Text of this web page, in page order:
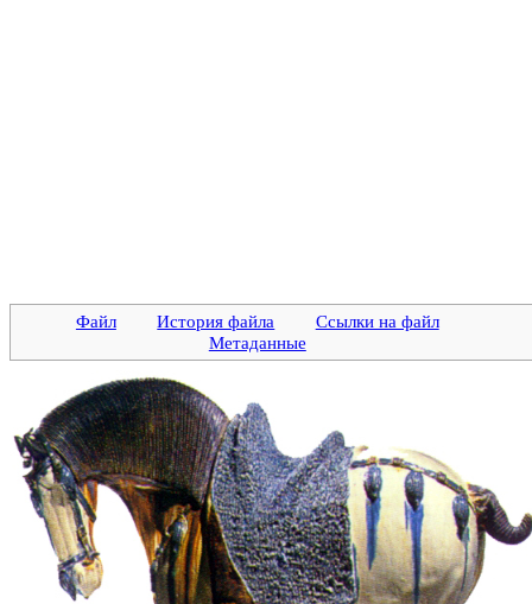
Файл История файла
Ссылки на файл
Метаданные